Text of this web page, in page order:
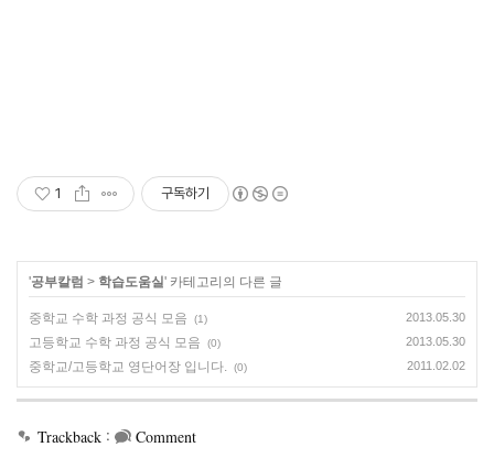
1 구독하기
'공부칼럼 > 학습도움실' 카테고리의 다른 글
중학교 수학 과정 공식 모음 (1) 2013.05.30
고등학교 수학 과정 공식 모음 (0) 2013.05.30
중학교/고등학교 영단어장 입니다. (0) 2011.02.02
Trackback : Comment